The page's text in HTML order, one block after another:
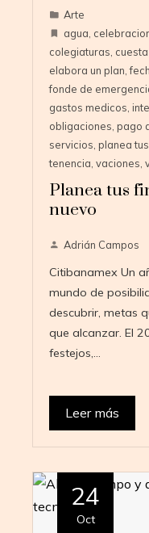
Arte
agua,
colegiaturas,
elabora un plan,
fonde de
gastos medicos,
obligaciones, pago
servicios, planea
tenencia, vaciones,
Planea tus
nuevo
Adrián Campos
Citibanamex Un
mundo de
descubrir, metas
que alcanzar. El
festejos,…
Leer más
24
Oct